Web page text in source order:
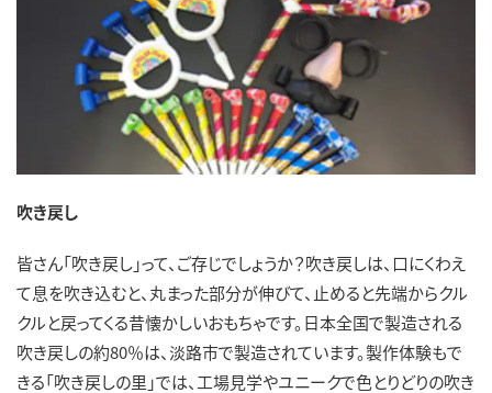
吹き戻し
皆さん「吹き戻し」って、ご存じでしょうか？吹き戻しは、口にくわえ
て息を吹き込むと、丸まった部分が伸びて、止めると先端からクル
クルと戻ってくる昔懐かしいおもちゃです。日本全国で製造される
吹き戻しの約80％は、淡路市で製造されています。製作体験もで
きる「吹き戻しの里」では、工場見学やユニークで色とりどりの吹き